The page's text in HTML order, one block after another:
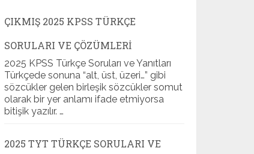
ÇIKMIŞ 2025 KPSS TÜRKÇE
SORULARI VE ÇÖZÜMLERI
2025 KPSS Türkçe Soruları ve Yanıtları
Türkçede sonuna “alt, üst, üzeri…” gibi
sözcükler gelen birleşik sözcükler somut
olarak bir yer anlamı ifade etmiyorsa
bitişik yazılır. …
2025 TYT TÜRKÇE SORULARI VE